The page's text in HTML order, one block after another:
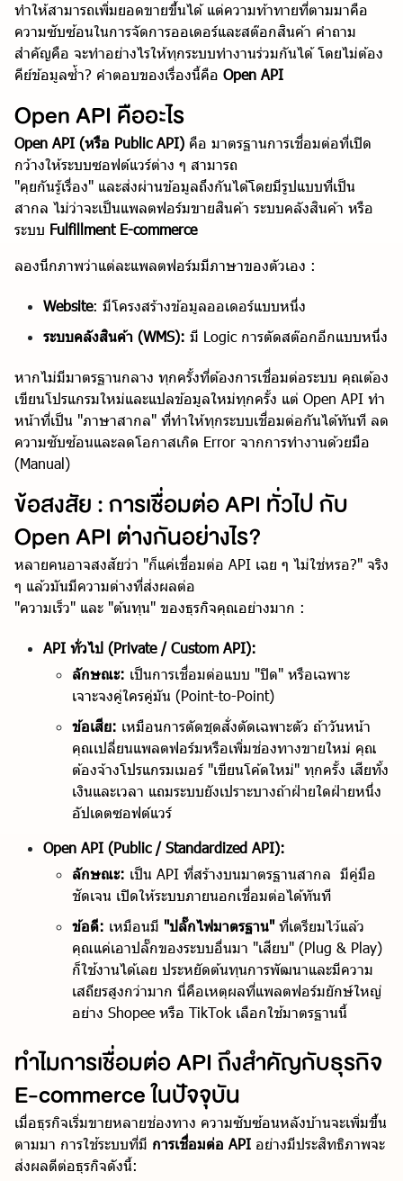
ทำให้สามารถเพิ่มยอดขายขึ้นได้ แต่ความท้าทายที่ตามมาคือ
ความซับซ้อนในการจัดการออเดอร์และสต๊อกสินค้า คำถาม
สำคัญคือ จะทำอย่างไรให้ทุกระบบทำงานร่วมกันได้ โดยไม่ต้อง
คีย์ข้อมูลซ้ำ? คำตอบของเรื่องนี้คือ Open API
Open API คืออะไร
Open API (หรือ Public API) คือ มาตรฐานการเชื่อมต่อที่เปิด
กว้างให้ระบบซอฟต์แวร์ต่าง ๆ สามารถ
"คุยกันรู้เรื่อง" และส่งผ่านข้อมูลถึงกันได้โดยมีรูปแบบที่เป็น
สากล ไม่ว่าจะเป็นแพลตฟอร์มขายสินค้า ระบบคลังสินค้า หรือ
ระบบ Fulfillment E-commerce
ลองนึกภาพว่าแต่ละแพลตฟอร์มมีภาษาของตัวเอง :
Website: มีโครงสร้างข้อมูลออเดอร์แบบหนึ่ง
ระบบคลังสินค้า (WMS): มี Logic การตัดสต๊อกอีกแบบหนึ่ง
หากไม่มีมาตรฐานกลาง ทุกครั้งที่ต้องการเชื่อมต่อระบบ คุณต้อง
เขียนโปรแกรมใหม่และแปลข้อมูลใหม่ทุกครั้ง แต่ Open API ทำ
หน้าที่เป็น "ภาษาสากล" ที่ทำให้ทุกระบบเชื่อมต่อกันได้ทันที ลด
ความซับซ้อนและลดโอกาสเกิด Error จากการทำงานด้วยมือ
(Manual)
ข้อสงสัย : การเชื่อมต่อ API ทั่วไป กับ
Open API ต่างกันอย่างไร?
หลายคนอาจสงสัยว่า "ก็แค่เชื่อมต่อ API เฉย ๆ ไม่ใช่หรอ?" จริง
ๆ แล้วมันมีความต่างที่ส่งผลต่อ
"ความเร็ว" และ "ต้นทุน" ของธุรกิจคุณอย่างมาก :
API ทั่วไป (Private / Custom API):
ลักษณะ: เป็นการเชื่อมต่อแบบ "ปิด" หรือเฉพาะ
เจาะจงคู่ใครคู่มัน (Point-to-Point)
ข้อเสีย: เหมือนการตัดชุดสั่งตัดเฉพาะตัว ถ้าวันหน้า
คุณเปลี่ยนแพลตฟอร์มหรือเพิ่มช่องทางขายใหม่ คุณ
ต้องจ้างโปรแกรมเมอร์ "เขียนโค้ดใหม่" ทุกครั้ง เสียทั้ง
เงินและเวลา แถมระบบยังเปราะบางถ้าฝ่ายใดฝ่ายหนึ่ง
อัปเดตซอฟต์แวร์
Open API (Public / Standardized API):
ลักษณะ: เป็น API ที่สร้างบนมาตรฐานสากล มีคู่มือ
ชัดเจน เปิดให้ระบบภายนอกเชื่อมต่อได้ทันที
ข้อดี: เหมือนมี "ปลั๊กไฟมาตรฐาน"ที่เตรียมไว้แล้ว
คุณแค่เอาปลั๊กของระบบอื่นมา "เสียบ" (Plug & Play)
ก็ใช้งานได้เลย ประหยัดต้นทุนการพัฒนาและมีความ
เสถียรสูงกว่ามาก นี่คือเหตุผลที่แพลตฟอร์มยักษ์ใหญ่
อย่าง Shopee หรือ TikTok เลือกใช้มาตรฐานนี้
ทำไมการเชื่อมต่อ API ถึงสำคัญกับธุรกิจ
E-commerce ในปัจจุบัน
เมื่อธุรกิจเริ่มขายหลายช่องทาง ความซับซ้อนหลังบ้านจะเพิ่มขึ้น
ตามมา การใช้ระบบที่มี การเชื่อมต่อ API อย่างมีประสิทธิภาพจะ
ส่งผลดีต่อธุรกิจดังนี้: